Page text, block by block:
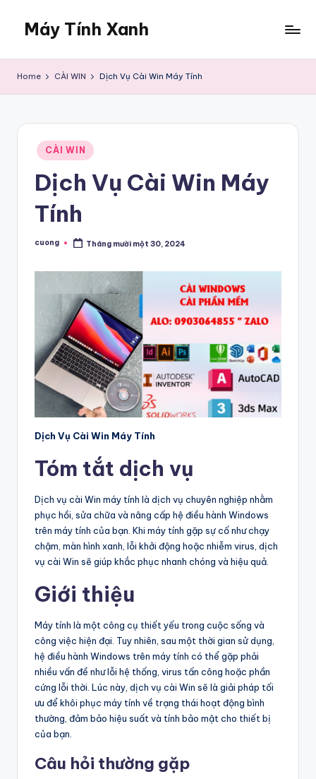
content
Máy Tính Xanh
Sửa
Nhà
Home CÀI WIN Dịch Vụ Cài Win Máy Tính
Posted
in
CÀI WIN
Dịch Vụ Cài Win Máy
Tính
Posted
cuong Tháng mười một 30, 2024
Dịch Vụ Cài Win Máy Tính
Tóm tắt dịch vụ
Dịch vụ cài Win máy tính là dịch vụ chuyên nghiệp nhằm
phục hồi, sửa chữa và nâng cấp hệ điều hành Windows
trên máy tính của bạn. Khi máy tính gặp sự cố như chạy
chậm, màn hình xanh, lỗi khởi động hoặc nhiễm virus, dịch
vụ cài Win sẽ giúp khắc phục nhanh chóng và hiệu quả.
Giới thiệu
Máy tính là một công cụ thiết yếu trong cuộc sống và
công việc hiện đại. Tuy nhiên, sau một thời gian sử dụng,
hệ điều hành Windows trên máy tính có thể gặp phải
nhiều vấn đề như lỗi hệ thống, virus tấn công hoặc phần
cứng lỗi thời. Lúc này, dịch vụ cài Win sẽ là giải pháp tối
ưu để khôi phục máy tính về trạng thái hoạt động bình
thường, đảm bảo hiệu suất và tính bảo mật cho thiết bị
của bạn.
Câu hỏi thường gặp